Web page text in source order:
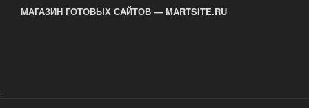
МАГАЗИН ГОТОВЫХ САЙТОВ — MARTSITE.RU
.